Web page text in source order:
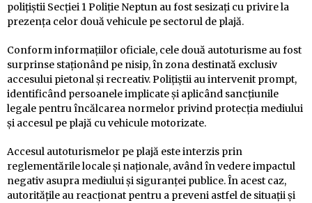
polițiștii Secției 1 Poliție Neptun au fost sesizați cu privire la
prezența celor două vehicule pe sectorul de plajă.
Conform informațiilor oficiale, cele două autoturisme au fost
surprinse staționând pe nisip, în zona destinată exclusiv
accesului pietonal și recreativ. Polițiștii au intervenit prompt,
identificând persoanele implicate și aplicând sancțiunile
legale pentru încălcarea normelor privind protecția mediului
și accesul pe plajă cu vehicule motorizate.
Accesul autoturismelor pe plajă este interzis prin
reglementările locale și naționale, având în vedere impactul
negativ asupra mediului și siguranței publice. În acest caz,
autoritățile au reacționat pentru a preveni astfel de situații și